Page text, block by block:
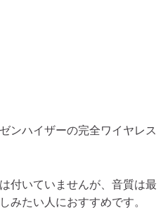
ンハイザーの完全ワイヤレス
付いていませんが、音質は最
みたい人におすすめです。